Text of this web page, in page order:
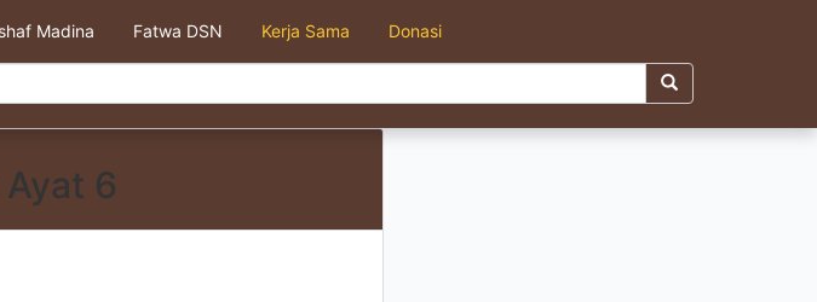
Madina Fatwa DSN Kerja Sama Donasi
6